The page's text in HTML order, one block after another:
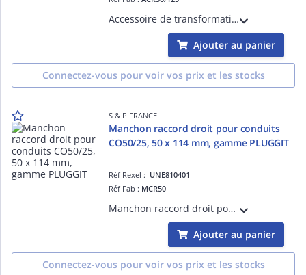
Accessoire de transformation circulaire permettant le raccordement du réseau PLUGGIT au piquage d'une VMC (simple ou double-flux) de diamètre 125mm à oblong 2 fois 50x114 mm.
Ajouter au panier
Connectez-vous pour voir vos prix et les stocks
S & P FRANCE
Manchon raccord droit pour conduits
CO50/25, 50 x 114 mm, gamme PLUGGIT
Réf Rexel : UNE810401
Réf Fab : MCR50
Manchon raccord droit pour conduits CO50/25, 50 x 114 mm, gamme PLUGGIT
Ajouter au panier
Connectez-vous pour voir vos prix et les stocks